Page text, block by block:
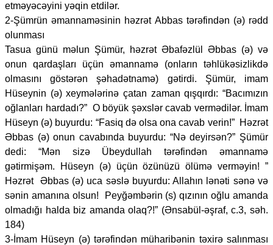
etməyəcəyini yəqin etdilər.
2-Şümrün əmannaməsinin həzrət Abbas tərəfindən (ə) rədd
olunması
Tasua günü məlun Şümür, həzrət Əbafəzlül Əbbas (ə) və
onun qardaşları üçün əmannamə (onların təhlükəsizlikdə
olmasını göstərən şəhadətnamə) gətirdi. Şümür, imam
Hüseynin (ə) xeymələrinə çatan zaman qışqırdı: “Bacımızın
oğlanları hardadı?” O böyük şəxslər cavab vermədilər. İmam
Hüseyn (ə) buyurdu: “Fasiq də olsa ona cavab verin!” Həzrət
Əbbas (ə) onun cavabında buyurdu: “Nə deyirsən?” Şümür
dedi: “Mən sizə Übeydullah tərəfindən əmannamə
gətirmişəm. Hüseyn (ə) üçün özünüzü ölümə verməyin! ”
Həzrət Əbbas (ə) uca səslə buyurdu: Allahın lənəti sənə və
sənin amanına olsun! Peyğəmbərin (s) qızının oğlu amanda
olmadığı halda biz amanda olaq?!” (Ənsabül-əşraf, c.3, səh.
184)
3-İmam Hüseyn (ə) tərəfindən müharibənin təxirə salınması